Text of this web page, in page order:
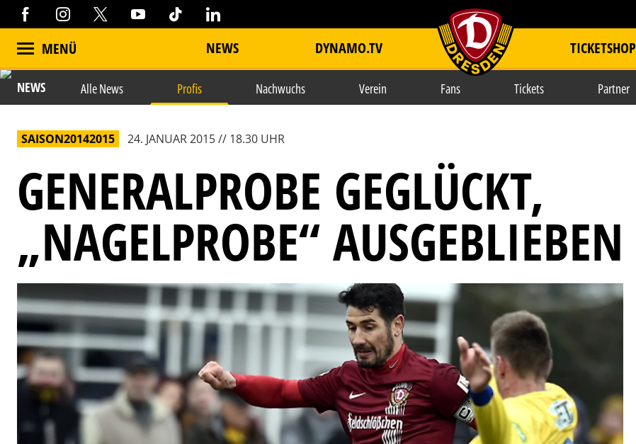
MENÜ NEWS DYNAMO.TV item.title TICKETSHOP
NEWS Alle News Profis Nachwuchs Verein Fans Tickets Partner
SAISON20142015 24. JANUAR 2015 // 18.30 UHR
GENERALPROBE GEGLÜCKT,
„NAGELPROBE“ AUSGEBLIEBEN